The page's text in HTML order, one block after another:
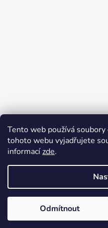
Tento web používá
tohoto webu vyjadřujete
informacízde.
Odmítnout
Přijímáme online
Copyright 2026